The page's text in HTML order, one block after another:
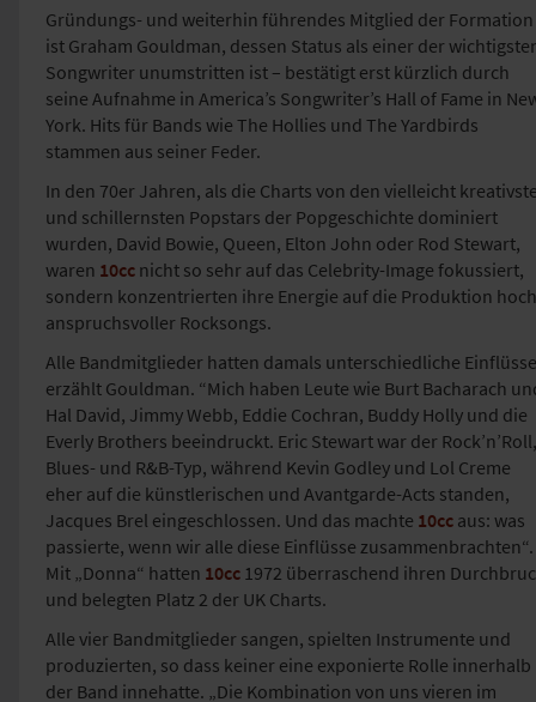
Gründungs- und weiterhin führendes Mitglied der Formation
ist Graham Gouldman, dessen Status als einer der
Songwriter unumstritten ist – bestätigt erst kürzlich durch
seine Aufnahme in America’s Songwriter’s Hall of Fame in
York. Hits für Bands wie The Hollies und The Yardbirds
stammen aus seiner Feder.
In den 70er Jahren, als die Charts von den vielleicht
und schillernsten Popstars der Popgeschichte dominiert
wurden, David Bowie, Queen, Elton John oder Rod Stewart,
waren 10cc nicht so sehr auf das Celebrity-Image fokussiert,
sondern konzentrierten ihre Energie auf die Produktion hoch
anspruchsvoller Rocksongs.
Alle Bandmitglieder hatten damals unterschiedliche
erzählt Gouldman. “Mich haben Leute wie Burt Bacharach
Hal David, Jimmy Webb, Eddie Cochran, Buddy Holly und die
Everly Brothers beeindruckt. Eric Stewart war der Rock’n’Roll,
Blues- und R&B-Typ, während Kevin Godley und Lol Creme
eher auf die künstlerischen und Avantgarde-Acts standen,
Jacques Brel eingeschlossen. Und das machte 10cc aus: was
passierte, wenn wir alle diese Einflüsse zusammenbrachten“.
Mit „Donna“ hatten 10cc 1972 überraschend ihren
und belegten Platz 2 der UK Charts.
Alle vier Bandmitglieder sangen, spielten Instrumente und
produzierten, so dass keiner eine exponierte Rolle innerhalb
der Band innehatte. „Die Kombination von uns vieren im